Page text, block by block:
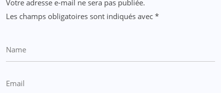
Votre adresse e-mail ne sera pas publiée.
Les champs obligatoires sont indiqués avec *